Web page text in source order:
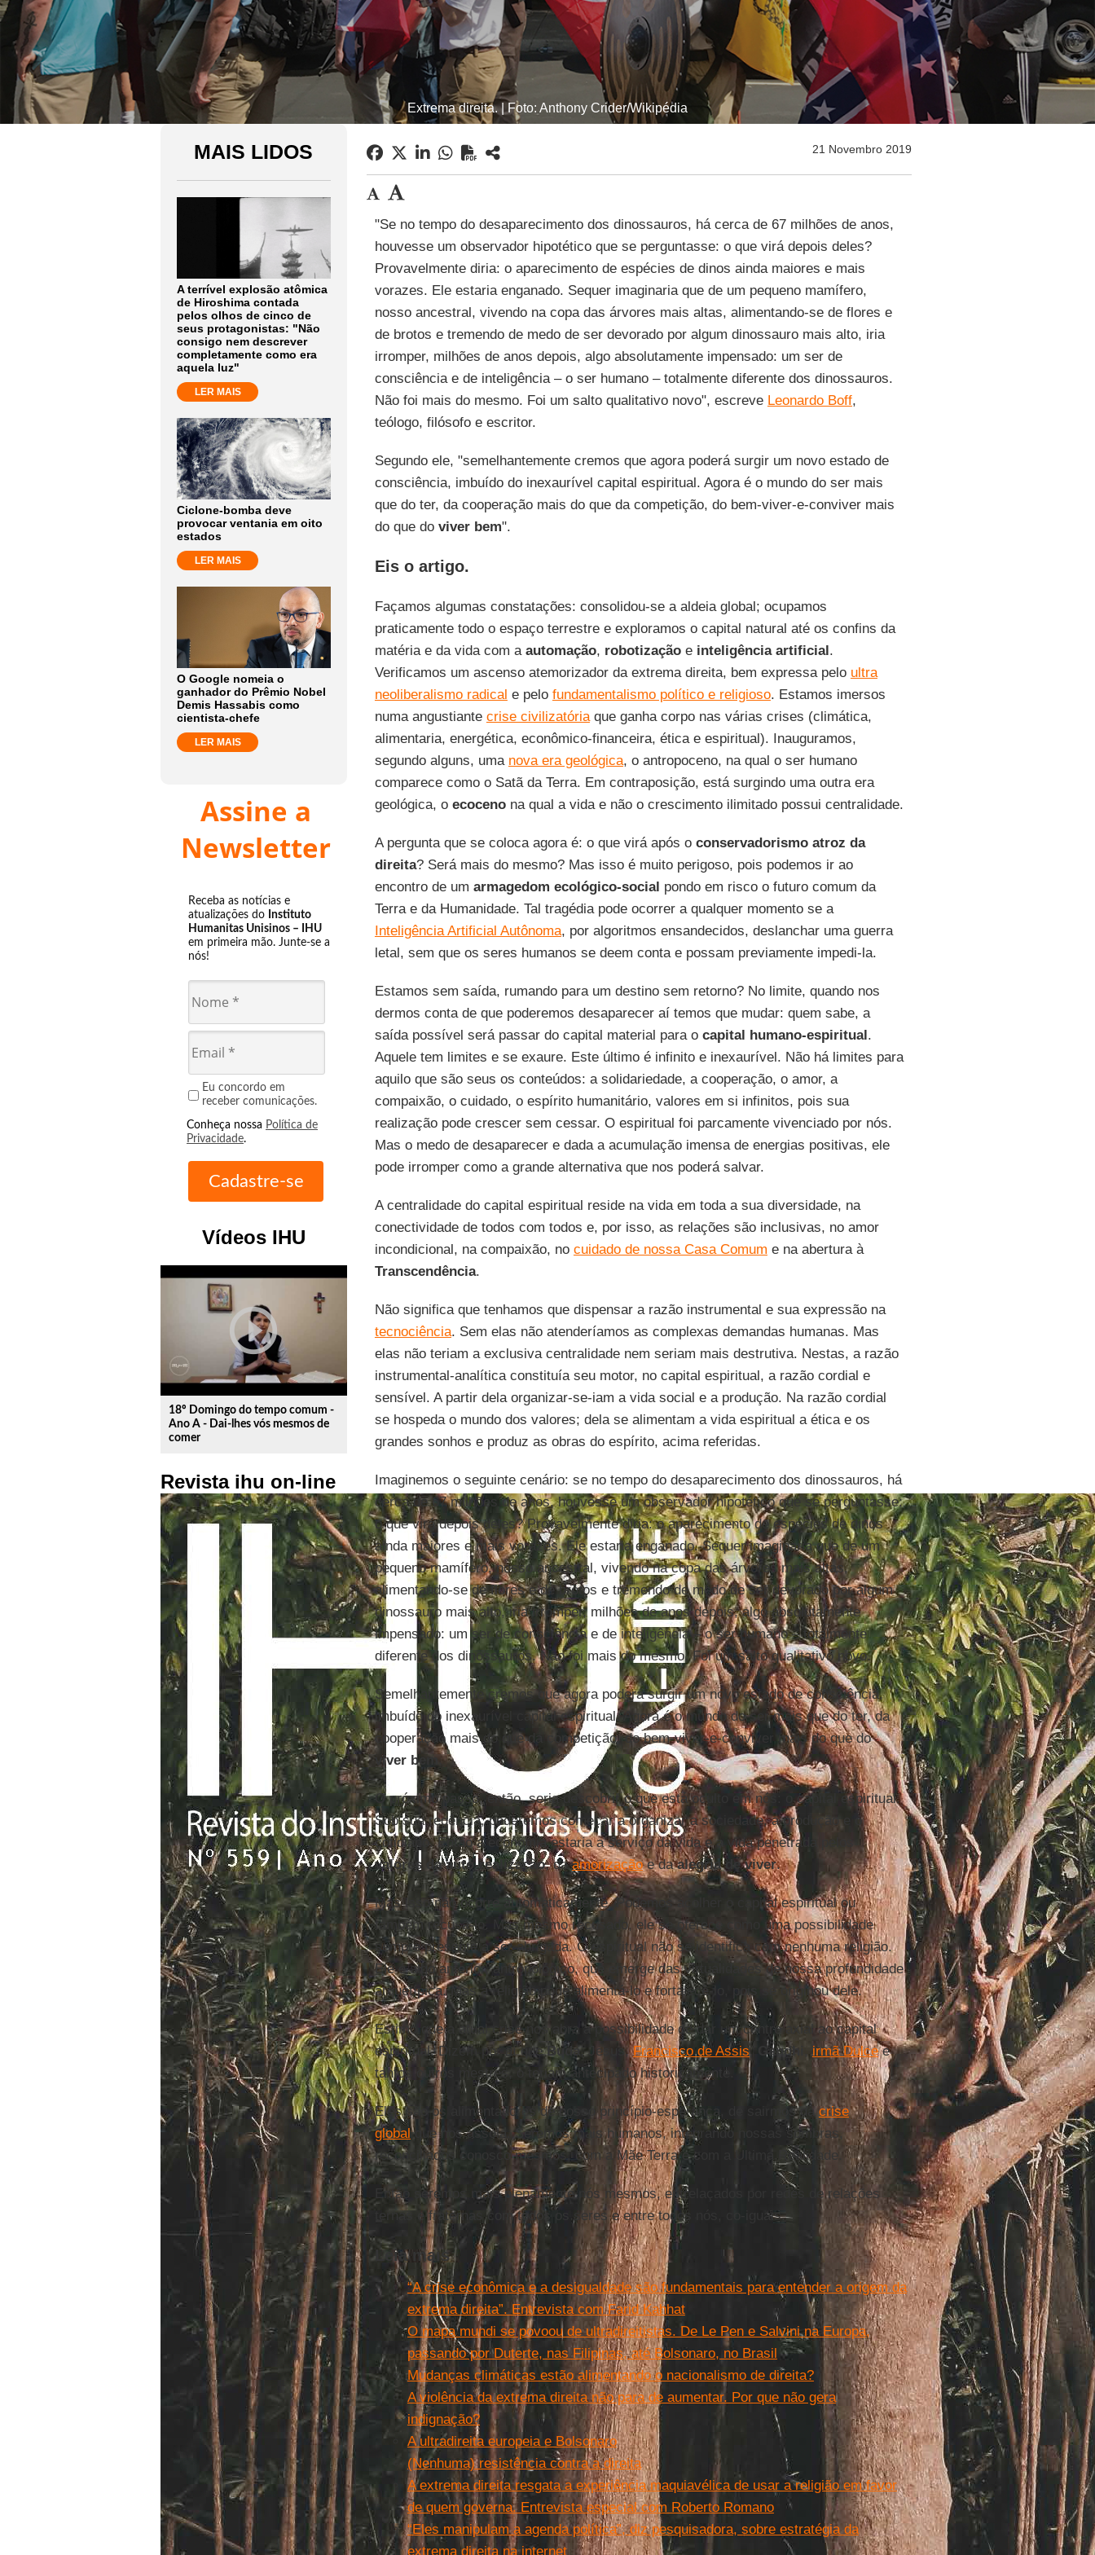
Extrema direita. | Foto: Anthony Crider/Wikipédia
MAIS LIDOS
A terrível explosão atômica
de Hiroshima contada
pelos olhos de cinco de
seus protagonistas: "Não
consigo nem descrever
completamente como era
aquela luz"
LER MAIS
Ciclone-bomba deve
provocar ventania em oito
estados
LER MAIS
O Google nomeia o
ganhador do Prêmio Nobel
Demis Hassabis como
cientista-chefe
LER MAIS
Assine a
Newsletter
Receba as notícias e
atualizações do Instituto
Humanitas Unisinos – IHU
em primeira mão. Junte-se a
nós!
Eu concordo em
receber comunicações.
Conheça nossa Política de
Privacidade.
Vídeos IHU
play_circle_outline
18º Domingo do tempo comum -
Ano A - Dai-lhes vós mesmos de
comer
Revista ihu on-line
21 Novembro 2019
"Se no tempo do desaparecimento dos dinossauros, há cerca de 67 milhões de anos,
houvesse um observador hipotético que se perguntasse: o que virá depois deles?
Provavelmente diria: o aparecimento de espécies de dinos ainda maiores e mais
vorazes. Ele estaria enganado. Sequer imaginaria que de um pequeno mamífero,
nosso ancestral, vivendo na copa das árvores mais altas, alimentando-se de flores e
de brotos e tremendo de medo de ser devorado por algum dinossauro mais alto, iria
irromper, milhões de anos depois, algo absolutamente impensado: um ser de
consciência e de inteligência – o ser humano – totalmente diferente dos dinossauros.
Não foi mais do mesmo. Foi um salto qualitativo novo", escreve Leonardo Boff,
teólogo, filósofo e escritor.
Segundo ele, "semelhantemente cremos que agora poderá surgir um novo estado de
consciência, imbuído do inexaurível capital espiritual. Agora é o mundo do ser mais
que do ter, da cooperação mais do que da competição, do bem-viver-e-conviver mais
do que do viver bem".
Eis o artigo.
Façamos algumas constatações: consolidou-se a aldeia global; ocupamos
praticamente todo o espaço terrestre e exploramos o capital natural até os confins da
matéria e da vida com a automação, robotizaçãoe inteligência artificial.
Verificamos um ascenso atemorizador da extrema direita, bem expressa pelo ultra
neoliberalismo radical e pelo fundamentalismo político e religioso. Estamos imersos
numa angustiante crise civilizatóriaque ganha corpo nas várias crises (climática,
alimentaria, energética, econômico-financeira, ética e espiritual). Inauguramos,
segundo alguns, uma nova era geológica, o antropoceno, na qual o ser humano
comparece como o Satã da Terra. Em contraposição, está surgindo uma outra era
geológica, o ecocenona qual a vida e não o crescimento ilimitado possui centralidade.
A pergunta que se coloca agora é: o que virá após o conservadorismo atroz da
direita? Será mais do mesmo? Mas isso é muito perigoso, pois podemos ir ao
encontro de um armagedom ecológico-social pondo em risco o futuro comum da
Terra e da Humanidade. Tal tragédia pode ocorrer a qualquer momento se a
Inteligência Artificial Autônoma, por algoritmos ensandecidos, deslanchar uma guerra
letal, sem que os seres humanos se deem conta e possam previamente impedi-la.
Estamos sem saída, rumando para um destino sem retorno? No limite, quando nos
dermos conta de que poderemos desaparecer aí temos que mudar: quem sabe, a
saída possível será passar do capital material para o capital humano-espiritual.
Aquele tem limites e se exaure. Este último é infinito e inexaurível. Não há limites para
aquilo que são seus os conteúdos: a solidariedade, a cooperação, o amor, a
compaixão, o cuidado, o espírito humanitário, valores em si infinitos, pois sua
realização pode crescer sem cessar. O espiritual foi parcamente vivenciado por nós.
Mas o medo de desaparecer e dada a acumulação imensa de energias positivas, ele
pode irromper como a grande alternativa que nos poderá salvar.
A centralidade do capital espiritual reside na vida em toda a sua diversidade, na
conectividade de todos com todos e, por isso, as relações são inclusivas, no amor
incondicional, na compaixão, no cuidado de nossa Casa Comum e na abertura à
Transcendência.
Não significa que tenhamos que dispensar a razão instrumental e sua expressão na
tecnociência. Sem elas não atenderíamos as complexas demandas humanas. Mas
elas não teriam a exclusiva centralidade nem seriam mais destrutiva. Nestas, a razão
instrumental-analítica constituía seu motor, no capital espiritual, a razão cordial e
sensível. A partir dela organizar-se-iam a vida social e a produção. Na razão cordial
se hospeda o mundo dos valores; dela se alimentam a vida espiritual a ética e os
grandes sonhos e produz as obras do espírito, acima referidas.
Imaginemos o seguinte cenário: se no tempo do desaparecimento dos dinossauros, há
cerca de 67 milhões de anos, houvesse um observador hipotético que se perguntasse:
o que virá depois deles? Provavelmente diria: o aparecimento de espécies de dinos
ainda maiores e mais vorazes. Ele estaria enganado. Sequer imaginaria que de um
pequeno mamífero, nosso ancestral, vivendo na copa das árvores mais altas,
alimentando-se de flores e de brotos e tremendo de medo de ser devorado por algum
dinossauro mais alto, iria irromper, milhões de anos depois, algo absolutamente
impensado: um ser de consciência e de inteligência – o ser humano – totalmente
diferente dos dinossauros. Não foi mais do mesmo. Foi um salto qualitativo novo.
Semelhantemente cremos que agora poderá surgir um novo estado de consciência,
imbuído do inexaurível capital espiritual. Agora é o mundo do ser mais que do ter, da
cooperação mais do que da competição, do bem-viver-e-conviver mais do que do
viver bem .
O próximo passo, então, seria descobrir o que está oculto em nós: o capital espiritual.
Sob sua regência, poderemos começar a organizar a sociedade, a produção e o
cotidiano. Então a economia estaria a serviço da vida e a vida penetrada pelos
valores da auto-realização, daamorizaçãoe daalegria de viver.
Mas isso não ocorre automaticamente. Podemos acolher o capital espiritual ou
também recusá-lo. Mas mesmo recusado, ele se oferece como uma possibilidade
sempre presente a ser abrigada. O espiritual não se identifica com nenhuma religião.
Ele é algo anterior, antropológico, que emerge das virtualidades de nossa profundidade
arquetípica. Mas a religião pode alimentá-lo e fortalecê-lo, pois se originou dele.
Estimo que a atual crise nos abra a possibilidade de dar um centro axial ao capital
espiritual. Dizem por aí queBuda, Jesus,Francisco de Assis, Gandhi ,irmã Dulcee
tantos outros mestres, o teriam antecipado historicamente.
Eles são os alimentadores de nosso princípio-esperança, de sairmos dacrise
globalque nos assola. Seremos mais humanos, integrando nossas sombras,
reconciliados conosco mesmos, com a Mãe Terra e com a Última Realidade.
Então seremos mais plenamente nós mesmos, entrelaçados por redes de relações
ternas e fraternas com todos os seres e entre todos nós, co-iguais.
Leia mais
“A crise econômica e a desigualdade são fundamentais para entender a origem da
extrema direita”. Entrevista com Farid Kahhat
O mapa mundi se povoou de ultradireitistas. De Le Pen e Salvini na Europa,
passando por Duterte, nas Filipinas, até Bolsonaro, no Brasil
Mudanças climáticas estão alimentando o nacionalismo de direita?
A violência da extrema direita não para de aumentar. Por que não gera
indignação?
A ultradireita europeia e Bolsonaro
(Nenhuma) resistência contra a direita
A extrema direita resgata a experiência maquiavélica de usar a religião em favor
de quem governa. Entrevista especial com Roberto Romano
“Eles manipulam a agenda política”, diz pesquisadora, sobre estratégia da
extrema direita na internet